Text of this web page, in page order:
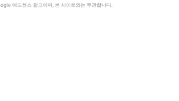
애드센스 광고이며, 본 사이트와는 무관합니다.